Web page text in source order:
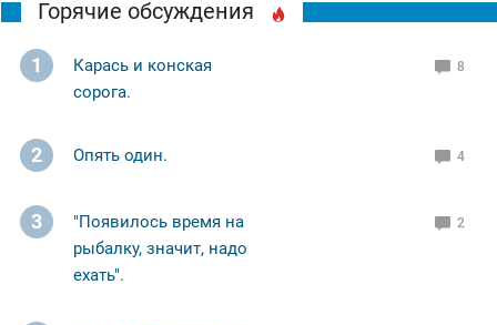
Горячие обсуждения
1
Карась и конская
сорога.
8
2 Опять один. 4
3
"Появилось время на
рыбалку, значит, надо
ехать".
2